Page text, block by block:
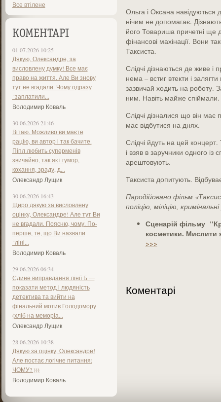
Все втілене
КОМЕНТАРІ
01.07.2026 10:25
Дякую, Олександре, за
висловлену думку! Все має
право на життя. Але Ви знову
тут не вгадали. Чому одразу
"заплатили...
Володимир Коваль
30.06.2026 21:46
Вітаю. Можливо ви маєте
рацію, ви автор і так бачите.
Піпл любить суперменів
звичайно, так як і гумор,
кохання, зраду, д...
Олександр Лущик
30.06.2026 16:43
Щиро дякую за висловлену
оцінку, Олександре! Але тут Ви
не вгадали. Поясню, чому. По-
перше, те, що Ви назвали
"ліні...
Володимир Коваль
29.06.2026 06:34
Єдине виправдання лінії Б —
показати метод і людяність
детектива та вийти на
фінальний мотив Голодомору
(хліб на меморіа...
Олександр Лущик
28.06.2026 10:38
Дякую за оцінку, Олександре!
Але постає логічне питання:
ЧОМУ? )))
Володимир Коваль
Ольга і Оксана навідуються
нічим не допомагає.
його Товариша причетні ще
фінансові махінації. Вони
Таксиста.
Слідчі дізнаються де живе і
нема – встиг втекти і
зазвичай ходить на роботу.
ним. Навіть майже спіймали.
Слідчі дізналися що він має
має відбутися на днях.
Слідчі йдуть на цей
і взяв в заручники одного із
арештовують.
Таксиста допитують.
Пародійовано фільм
поліцію, міліцію,
Сценарій фільму
косметики. Мислити
>>>
Коментарі